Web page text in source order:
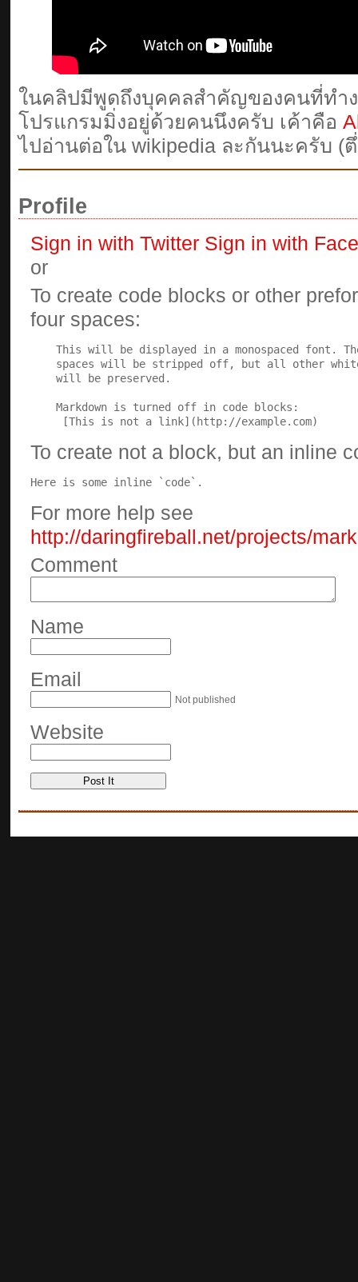
ในคลิปมีพูดถึงบุคคลสำคัญของคนที่ทำ
โปรแกรมมิ่งอยู่ด้วยคนนึงครับ เค้าคือ
ไปอ่านต่อใน wikipedia ละกันนะครับ (
Profile
Sign in with Twitter Sign in with
or
To create code blocks or other
four spaces:
To create not a block, but an inline
Here is some inline `code`.
For more help see
http://daringfireball.net/projects/
Comment
Name
Email
Not published
Website